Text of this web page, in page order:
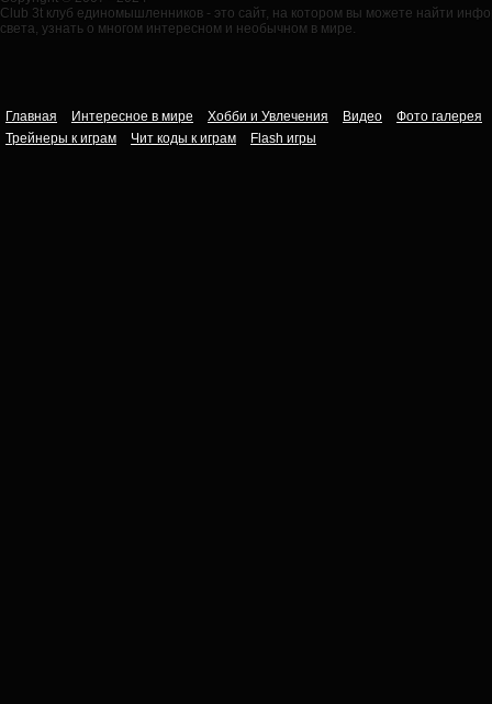
Club 3t клуб единомышленников - это сайт, на котором вы можете найти
света, узнать о многом интересном и необычном в мире.
Главная Интересное в мире Хобби и Увлечения Видео
Фото галерея
Трейнеры к играм
Чит коды к играм Flash игры